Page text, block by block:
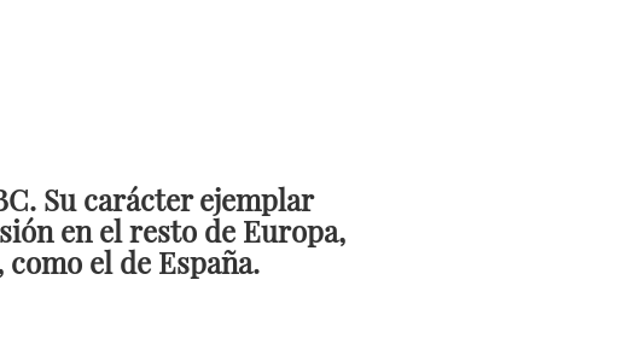
Su carácter ejemplar
en el resto de Europa,
el de España.